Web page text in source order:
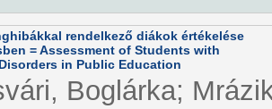
rendelkező diákok értékelése
= Assessment of Students with
in Public Education
Boglárka;